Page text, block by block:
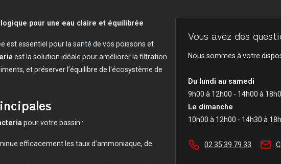
pour une eau claire et équilibrée
est essentiel pour la santé de vos poissons et
est la solution idéale pour améliorer la filtration
et préserver l’équilibre de l'écosystème de
pour votre bassin :
efficacement les taux d’ammoniaque, de
Vous avez des
Nous sommes à votre
Du lundi au samedi
9h00 à 12h00 - 14h00 à
Le dimanche
10h00 à 12h00 - 14h30 à
02 35 39 79 33